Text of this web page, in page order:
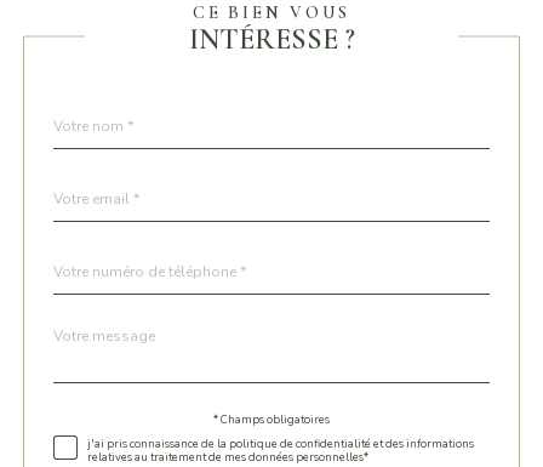
CE BIEN VOUS
INTÉRESSE ?
par
*
*
*
Fieldset
Message
*
* Champs obligatoires
j'ai pris connaissance de la politique de confidentialité et des informations
relatives au traitement de mes données personnelles*